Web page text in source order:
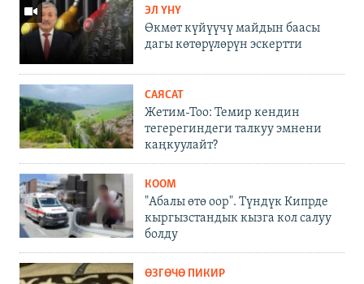
ЭЛ ҮНҮ
Өкмөт күйүүчү майдын баасы
дагы көтөрүлөрүн эскертти
САЯСАТ
Жетим-Тоо: Темир кендин
тегерегиндеги талкуу эмнени
каңкуулайт?
КООМ
"Абалы өтө оор". Түндүк Кипрде
кыргызстандык кызга кол салуу
болду
ӨЗГӨЧӨ ПИКИР